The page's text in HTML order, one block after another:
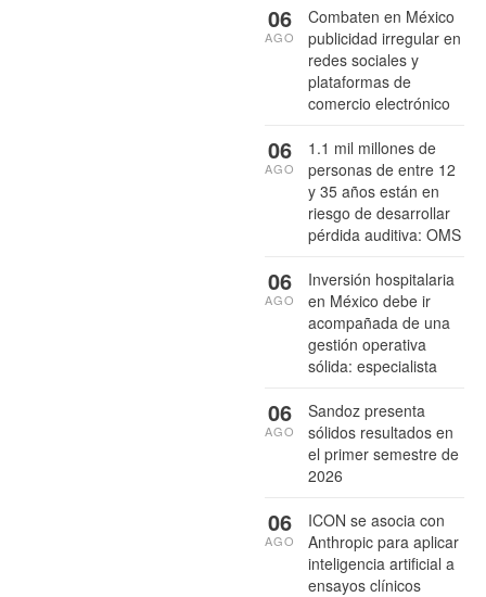
Combaten en México
publicidad irregular en
redes sociales y
plataformas de
comercio electrónico
06
AGO
1.1 mil millones de
personas de entre 12
y 35 años están en
riesgo de desarrollar
pérdida auditiva: OMS
06
AGO
Inversión hospitalaria
en México debe ir
acompañada de una
gestión operativa
sólida: especialista
06
AGO
Sandoz presenta
sólidos resultados en
el primer semestre de
2026
06
AGO
ICON se asocia con
Anthropic para aplicar
inteligencia artificial a
ensayos clínicos
06
AGO